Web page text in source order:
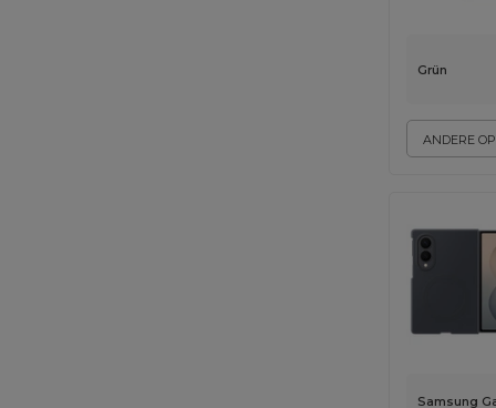
ANDERE
Grün
Samsung